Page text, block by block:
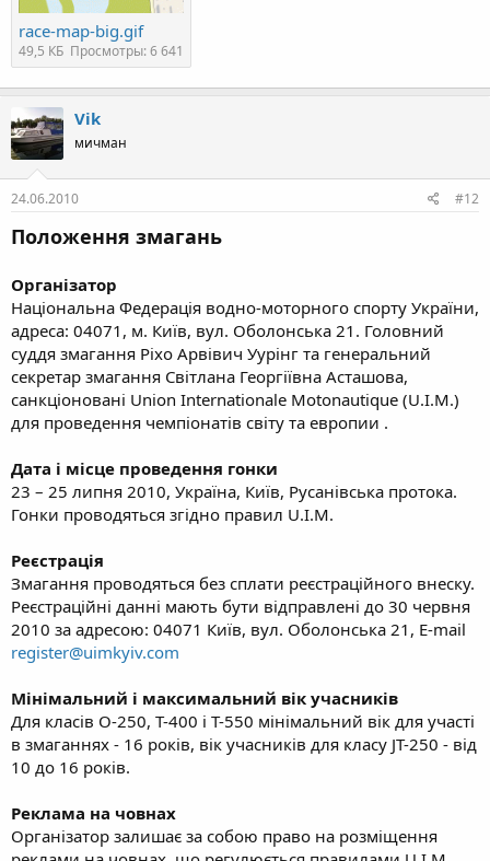
race-map-big.gif
49,5 КБ Просмотры: 6 641
Vik
мичман
24.06.2010 #12
Положення змагань
Організатор
Національна Федерація водно-моторного спорту України,
адреса: 04071, м. Київ, вул. Оболонська 21. Головний
суддя змагання Ріхо Арвівич Уурінг та генеральний
секретар змагання Світлана Георгіївна Асташова,
санкціоновані Union Internationale Motonautique (U.I.M.)
для проведення чемпіонатів світу та европии .
Дата і місце проведення гонки
23 – 25 липня 2010, Україна, Київ, Русанівська протока.
Гонки проводяться згідно правил U.I.M.
Реєстрація
Змагання проводяться без сплати реєстраційного внеску.
Реєстраційні данні мають бути відправлені до 30 червня
2010 за адресою: 04071 Київ, вул. Оболонська 21, E-mail
register@uimkyiv.com
Мінімальний і максимальний вік учасників
Для класів O-250, T-400 і T-550 мінімальний вік для участі
в змаганнях - 16 років, вік учасників для класу JT-250 - від
10 до 16 років.
Реклама на човнах
Організатор залишає за собою право на розміщення